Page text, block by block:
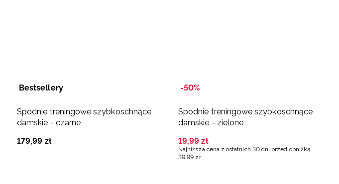
Bestsellery
Spodnie treningowe szybkoschnące
damskie - czarne
179,99 zł
-50%
Spodnie treningowe szybkoschnące
damskie - zielone
19,99 zł
Najniższa cena z ostatnich 30 dni przed obniżką
39,99 zł